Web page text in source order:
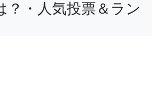
？・人気投票＆ラン